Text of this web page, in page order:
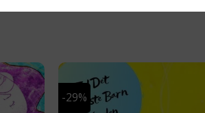
-29%